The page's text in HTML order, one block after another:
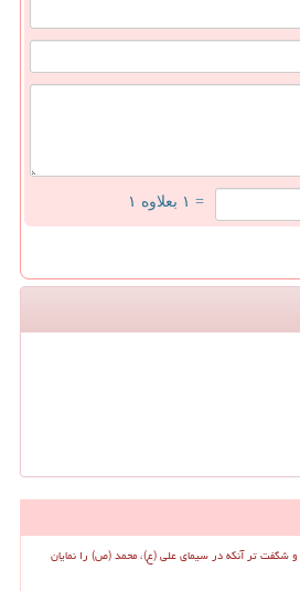
= ۱ بعلاوه ۱
تر آنکه در سیمای علی (ع)، محمد (ص) را نمایان